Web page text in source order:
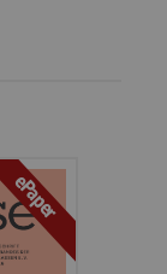
ePaper